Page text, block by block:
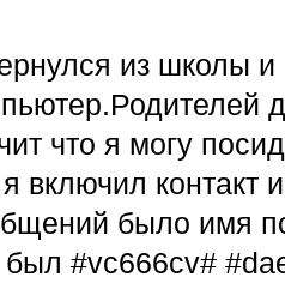
из школы и
что я могу
я включил
было имя
был #vc666cv#